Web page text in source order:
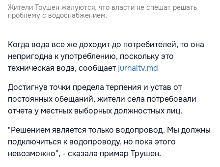
Жители Трушен жалуются, что власти не спешат решать
проблему с водоснабжением.
Когда вода все же доходит до потребителей, то она
непригодна к употреблению, поскольку это
техническая вода, сообщаетjurnaltv.md
Достигнув точки предела терпения и устав от
постоянных обещаний, жители села потребовали
отчета у местных выборных должностных лиц.
"Решением является только водопровод. Мы должны
подключиться к водопроводу, но пока этого
невозможно", - сказала примар Трушен.